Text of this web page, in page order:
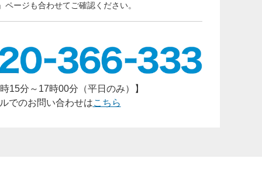
」ページも合わせてご確認ください。
時15分～17時00分（平日のみ）】
でのお問い合わせはこちら